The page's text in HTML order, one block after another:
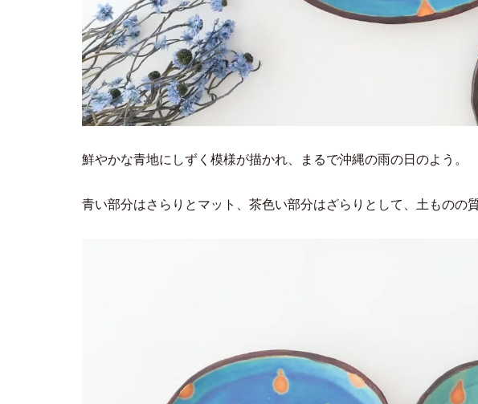
鮮やかな青地にしずく模様が描かれ、まるで沖縄の雨の日のよう。
青い部分はさらりとマット、茶色い部分はざらりとして、土ものの